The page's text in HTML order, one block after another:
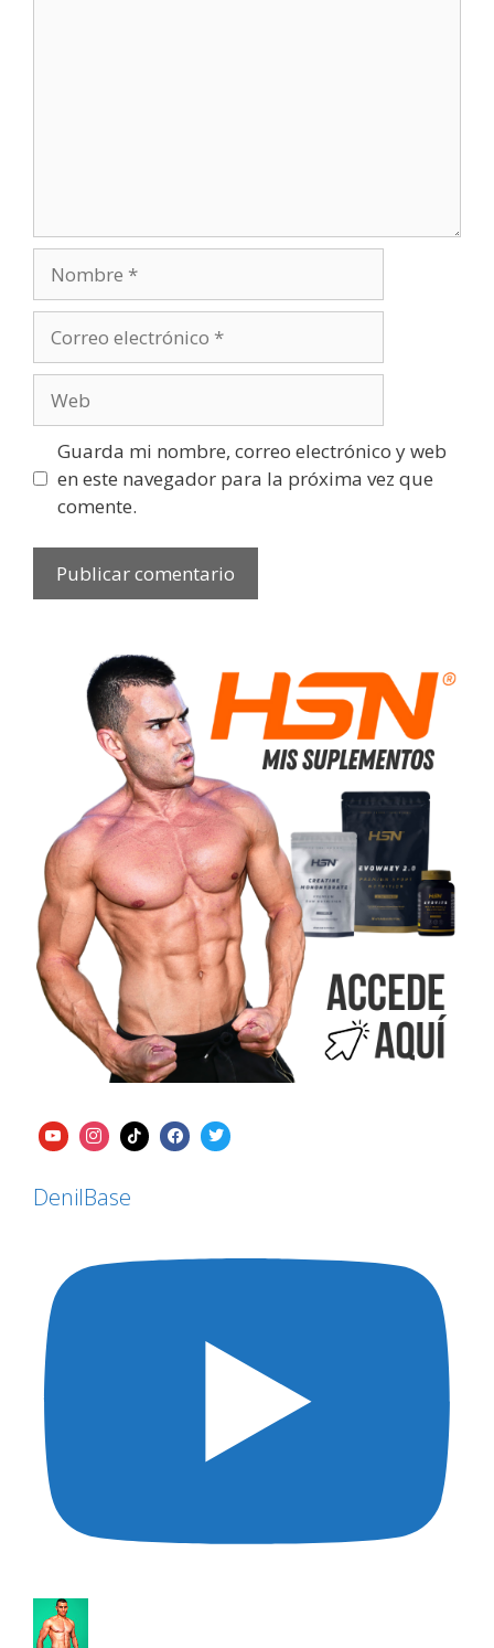
Guarda mi nombre, correo electrónico y web
en este navegador para la próxima vez que
comente.
DenilBase